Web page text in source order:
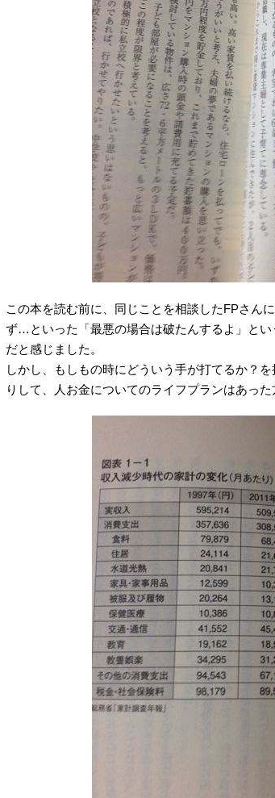
この本を読む前に、同じことを相談したFPさん
ず…といった「最悪の場合は破たんするよ」と
だと感じました。
しかし、もしもの時にどういう手が打てるか？
りして、人お金についてのライフプランはあった